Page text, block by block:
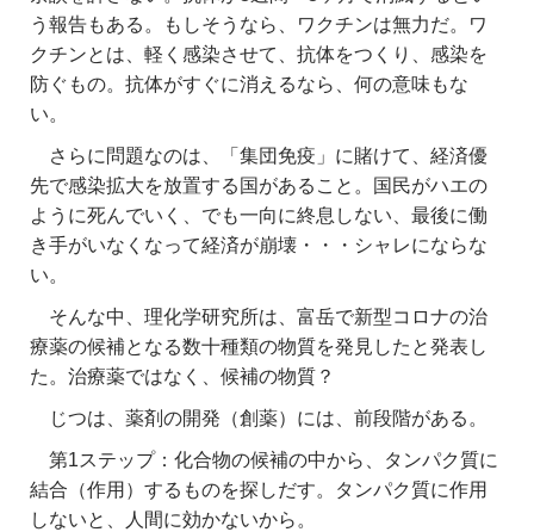
う報告もある。もしそうなら、ワクチンは無力だ。ワ
クチンとは、軽く感染させて、抗体をつくり、感染を
防ぐもの。抗体がすぐに消えるなら、何の意味もな
い。
さらに問題なのは、「集団免疫」に賭けて、経済優
先で感染拡大を放置する国があること。国民がハエの
ように死んでいく、でも一向に終息しない、最後に働
き手がいなくなって経済が崩壊・・・シャレにならな
い。
そんな中、理化学研究所は、富岳で新型コロナの治
療薬の候補となる数十種類の物質を発見したと発表し
た。治療薬ではなく、候補の物質？
じつは、薬剤の開発（創薬）には、前段階がある。
第1ステップ：化合物の候補の中から、タンパク質に
結合（作用）するものを探しだす。タンパク質に作用
しないと、人間に効かないから。